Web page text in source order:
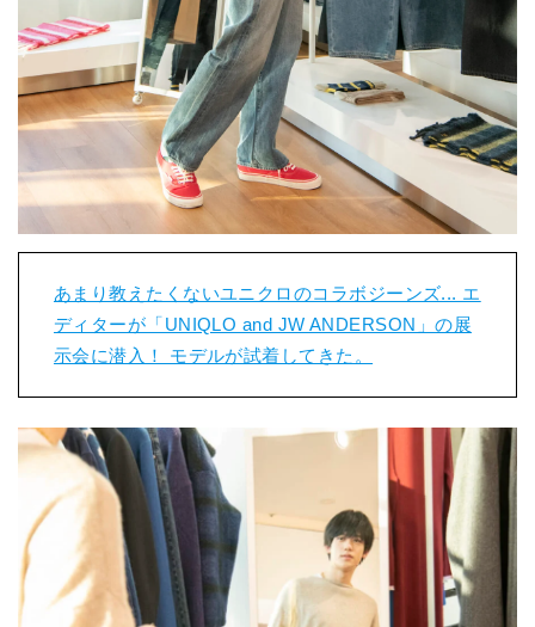
あまり教えたくないユニクロのコラボジーンズ... エ
ディターが「UNIQLO and JW ANDERSON」の展
示会に潜入！ モデルが試着してきた。